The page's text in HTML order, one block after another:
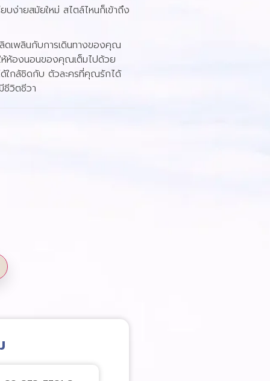
ง่ายสมัยใหม่ สไตล์ไหนก็เข้าถึง
เพลินกับการเดินทางของคุณ
ห้ห้องนอนของคุณเต็มไปด้วย
ใกล้ชิดกับ ตัวละครที่คุณรักได้
วิตชีวา